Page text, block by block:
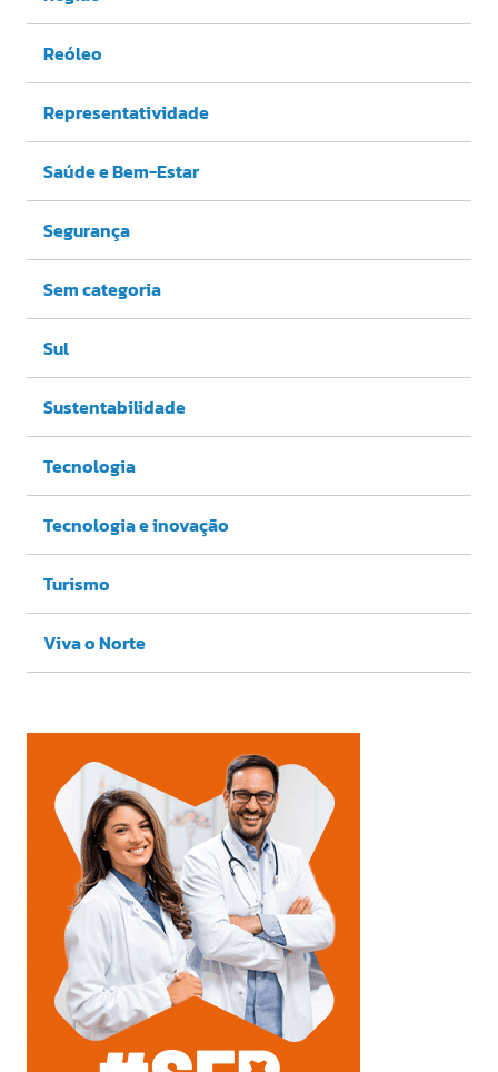
Reóleo
Representatividade
Saúde e Bem-Estar
Segurança
Sem categoria
Sul
Sustentabilidade
Tecnologia
Tecnologia e inovação
Turismo
Viva o Norte